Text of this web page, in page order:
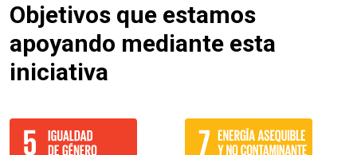
Objetivos que estamos
apoyando mediante esta
iniciativa